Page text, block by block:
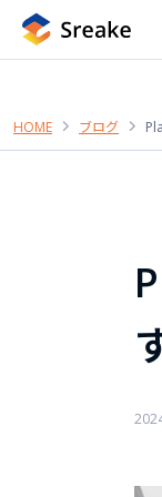
HOME ブログ